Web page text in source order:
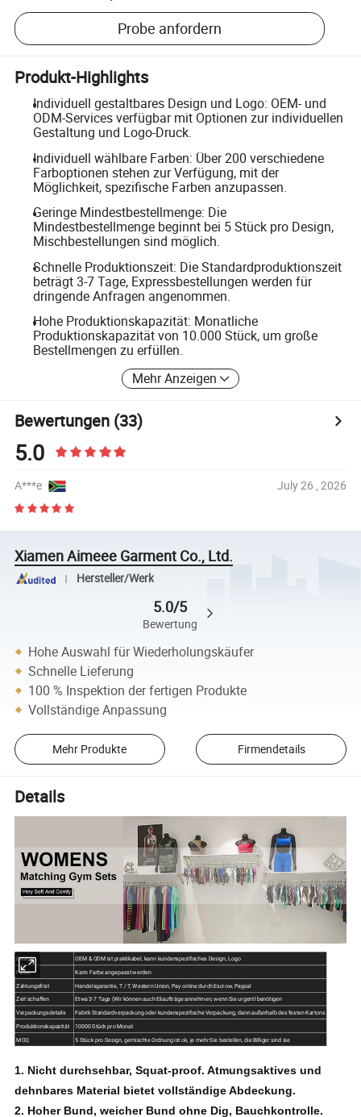
Probe anfordern
Produkt-Highlights
Individuell gestaltbares Design und Logo: OEM- und
ODM-Services verfügbar mit Optionen zur individuellen
Gestaltung und Logo-Druck.
Individuell wählbare Farben: Über 200 verschiedene
Farboptionen stehen zur Verfügung, mit der
Möglichkeit, spezifische Farben anzupassen.
Geringe Mindestbestellmenge: Die
Mindestbestellmenge beginnt bei 5 Stück pro Design,
Mischbestellungen sind möglich.
Schnelle Produktionszeit: Die Standardproduktionszeit
beträgt 3-7 Tage, Expressbestellungen werden für
dringende Anfragen angenommen.
Hohe Produktionskapazität: Monatliche
Produktionskapazität von 10.000 Stück, um große
Bestellmengen zu erfüllen.
Mehr Anzeigen
Bewertungen (33)
5.0
A***e July 26 , 2026
Xiamen Aimeee Garment Co., Ltd.
Hersteller/Werk
5.0/5
Bewertung
Hohe Auswahl für Wiederholungskäufer
Schnelle Lieferung
100 % Inspektion der fertigen Produkte
Vollständige Anpassung
Mehr Produkte Firmendetails
Details
Design
OEM & ODM ist praktikabel, kann kundenspezifisches Design, Logo
Farbe
Kann Farbe angepasst werden
Zahlungsfrist
Handelsgarantie, T / T, Western Union, Pay online durch Escrow, Paypal
Zeit schaffen
Etwa 3-7 Tage (Wir können auch Eilaufträge annehmen, wenn Sie urgentl benötigen
Verpackungsdetails
Fabrik Standardverpackung oder kundenspezifische Verpackung, dann außerhalb des festen Kartons
Produktionskapazität
10000 Stück pro Monat
MOQ
5 Stück pro Design, gemischte Ordnung ist ok, je mehr Sie bestellen, die Billiger sind sie
1. Nicht durchsehbar, Squat-proof. Atmungsaktives und
dehnbares Material bietet vollständige Abdeckung.
2. Hoher Bund, weicher Bund ohne Dig, Bauchkontrolle.